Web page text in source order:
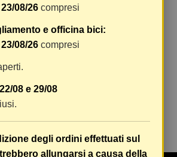
23/08/26 compresi
e officina bici:
23/08/26 compresi
08 e 29/08
degli ordini effettuati sul
allungarsi a causa della